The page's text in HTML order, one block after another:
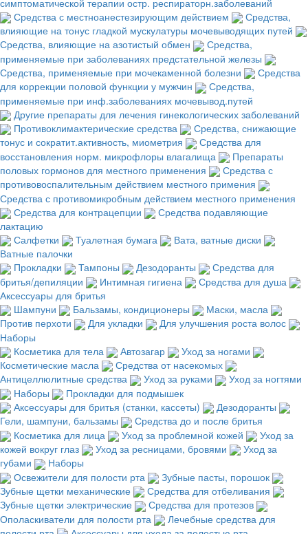
Средства с местноанестезирующим действием
Средства,
влияющие на тонус гладкой мускулатуры мочевыводящих путей
Средства, влияющие на азотистый обмен
Средства,
применяемые при заболеваниях предстательной железы
Средства, применяемые при мочекаменной болезни
Средства
для коррекции половой функции у мужчин
Средства,
применяемые при инф.заболеваниях мочевывод.путей
Другие препараты для лечения гинекологических заболеваний
Противоклимактерические средства
Средства, снижающие
тонус и сократит.активность, миометрия
Средства для
восстановления норм. микрофлоры влагалища
Препараты
половых гормонов для местного применения
Средства с
противовоспалительным действием местного примения
Средства с противомикробным действием местного применения
Средства для контрацепции
Средства подавляющие
лактацию
Салфетки
Туалетная бумага
Вата, ватные диски
Ватные палочки
Прокладки
Тампоны Дезодоранты
Средства для
бритья/депиляции
Интимная гигиена
Средства для душа
Аксессуары для бритья
Шампуни
Бальзамы, кондиционеры
Маски, масла
Против перхоти
Для укладки
Для улучшения роста волос
Наборы
Косметика для тела
Автозагар
Уход за ногами
Косметические масла
Средства от насекомых
Антицеллюлитные средства
Уход за руками
Уход за ногтями
Наборы
Прокладки для подмышек
Аксессуары для бритья (станки, кассеты)
Дезодоранты
Гели, шампуни, бальзамы
Средства до и после бритья
Косметика для лица
Уход за проблемной кожей
Уход за
кожей вокруг глаз
Уход за ресницами, бровями
Уход за
губами
Наборы
Освежители для полости рта
Зубные пасты, порошок
Зубные щетки механические
Средства для отбеливания
Зубные щетки электрические
Средства для протезов
Ополаскиватели для полости рта
Лечебные средства для